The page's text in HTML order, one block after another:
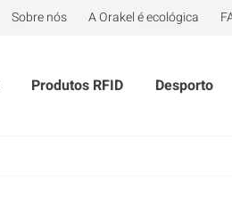
Sobre nós A Orakel é ecológica
Produtos RFID Desporto